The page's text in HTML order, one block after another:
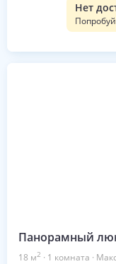
Нет
Панорамный
18 м2 · 1 комната ·